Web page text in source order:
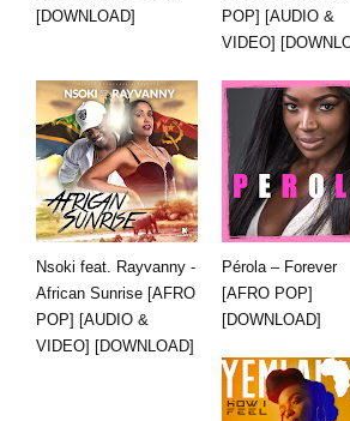
[DOWNLOAD]
POP] [AUDIO &
VIDEO]
Nsoki feat. Rayvanny -
African Sunrise [AFRO
POP] [AUDIO &
VIDEO] [DOWNLOAD]
Pérola – Forever
[AFRO POP]
[DOWNLOAD]